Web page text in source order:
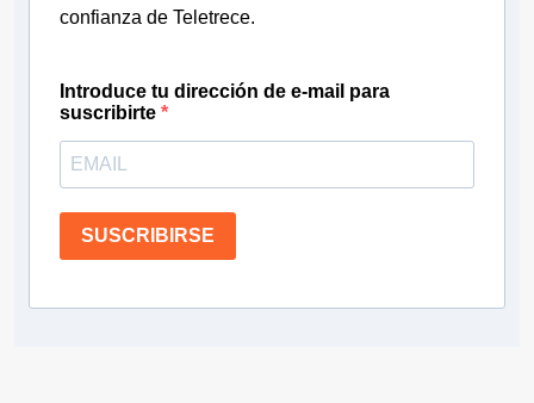
confianza de Teletrece.
Introduce tu dirección de e-mail para
suscribirte
SUSCRIBIRSE